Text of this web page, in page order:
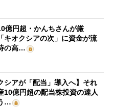
億円超・かんちさんが厳
キオクシアの次」に資金が流
の高…
シアが「配当」導入へ】それ
10億円超の配当株投資の達人
…